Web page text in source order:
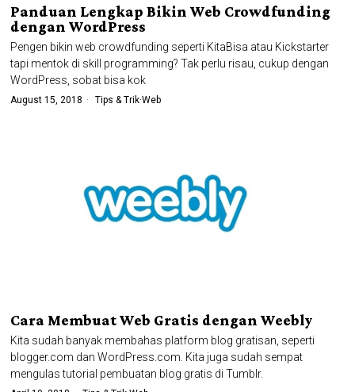
Panduan Lengkap Bikin Web Crowdfunding
dengan WordPress
Pengen bikin web crowdfunding seperti KitaBisa atau Kickstarter
tapi mentok di skill programming? Tak perlu risau, cukup dengan
WordPress, sobat bisa kok
August 15, 2018 Tips & Trik·Web
Cara Membuat Web Gratis dengan Weebly
Kita sudah banyak membahas platform blog gratisan, seperti
blogger.com dan WordPress.com. Kita juga sudah sempat
mengulas tutorial pembuatan blog gratis di Tumblr.